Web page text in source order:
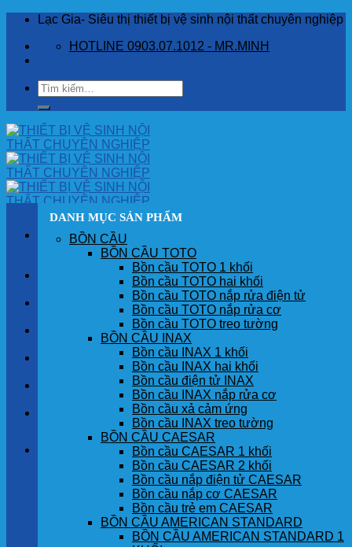
Skip
content
Lạc Gia- Siêu thị thiết bị vệ sinh nội thất chuyên nghiệp
HOTLINE 0903.07.1012 - MR.MINH
Tìm
kiếm:
SẢN PHẨM
GÓC KHÁCH HÀNG
Chưa có sản phẩm trong giỏ hàng.
DANH MỤC SẢN PHẨM
BỒN CẦU
BỒN CẦU TOTO
Bồn cầu TOTO 1 khối
Bồn cầu TOTO hai khối
Bồn cầu TOTO nắp rửa điện tử
Bồn cầu TOTO nắp rửa cơ
Bồn cầu TOTO treo tường
BỒN CẦU INAX
Bồn cầu INAX 1 khối
Bồn cầu INAX hai khối
Bồn cầu điện tử INAX
Bồn cầu INAX nắp rửa cơ
Bồn cầu xả cảm ứng
Bồn cầu INAX treo tường
BỒN CẦU CAESAR
Bồn cầu CAESAR 1 khối
Bồn cầu CAESAR 2 khối
Bồn cầu nắp điện tử CAESAR
Bồn cầu nắp cơ CAESAR
Bồn cầu trẻ em CAESAR
BỒN CẦU AMERICAN STANDARD
BỒN CẦU AMERICAN STANDARD 1